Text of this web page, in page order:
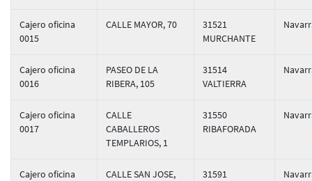
Cajero oficina
0015
CALLE MAYOR, 70
31521
MURCHANTE
Cajero oficina
0016
PASEO DE LA
RIBERA, 105
31514
VALTIERRA
Cajero oficina
0017
CALLE
CABALLEROS
TEMPLARIOS, 1
31550
RIBAFORADA
Cajero oficina
CALLE SAN JOSE,
31591